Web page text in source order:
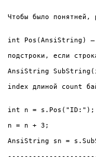
Чтобы было
int Pos(AnsiString) —
подстроки, если
AnsiString
index длиной count
int n = s.Pos("ID:");
n = n + 3;
AnsiString sn =